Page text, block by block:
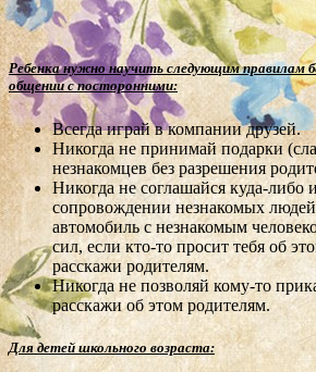
Ребенка нужно научить следующим правилам
общении с посторонними:
Всегда играй в компании друзей.
Никогда не принимай подарки
незнакомцев без разрешения
Никогда не соглашайся куда-либо
сопровождении незнакомых
автомобиль с незнакомым
сил, если кто-то просит тебя об
расскажи родителям.
Никогда не позволяй кому-то
расскажи об этом родителям.
Для детей школьного возраста: